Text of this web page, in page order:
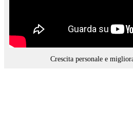
Crescita personale e